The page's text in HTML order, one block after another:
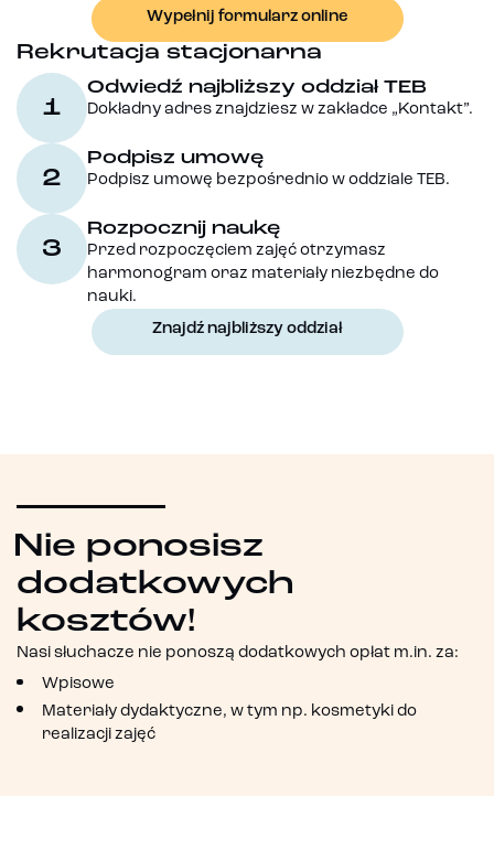
Wypełnij formularz online
Rekrutacja stacjonarna
1
Odwiedź najbliższy oddział TEB
Dokładny adres znajdziesz w zakładce „Kontakt”.
2
Podpisz umowę
Podpisz umowę bezpośrednio w oddziale TEB.
3
Rozpocznij naukę
Przed rozpoczęciem zajęć otrzymasz
harmonogram oraz materiały niezbędne do
nauki.
Znajdź najbliższy oddział
Nie ponosisz
dodatkowych
kosztów!
Nasi słuchacze nie ponoszą dodatkowych opłat m.in. za:
Wpisowe
Materiały dydaktyczne, w tym np. kosmetyki do
realizacji zajęć